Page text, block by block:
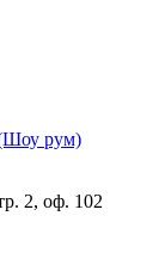
рум)
2, оф. 102